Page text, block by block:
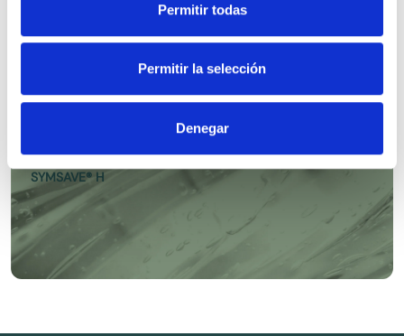
Permitir todas
Permitir la selección
Denegar
SYMSAVE® H